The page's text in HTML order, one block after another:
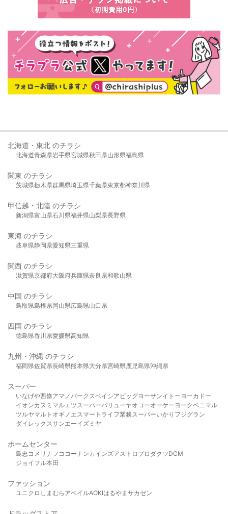
北海道・東北 のチラシ
北海道青森県岩手県宮城県秋田県山形県福島県
関東 のチラシ
茨城県栃木県群馬県埼玉県千葉県東京都神奈川県
甲信越・北陸 のチラシ
新潟県富山県石川県福井県山梨県長野県
東海 のチラシ
岐阜県静岡県愛知県三重県
関西 のチラシ
滋賀県京都府大阪府兵庫県奈良県和歌山県
中国 のチラシ
鳥取県島根県岡山県広島県山口県
四国 のチラシ
徳島県香川県愛媛県高知県
九州・沖縄 のチラシ
福岡県佐賀県長崎県熊本県大分県宮崎県鹿児島県沖縄県
スーパー
いなげや西條アマノパークスベイシア ビッグヨーサンイトーヨーカドー
イオンカスミ マルエツスーパーバリューヤオコーオーケー ヨークベニマル
ツルヤマルト オギノ エスマート ライフ業務スーパーいかり フジグラン
ダイレックスサンエーイズミヤ
ホームセンター
島忠 コメリ ナフコ コーナンカインズアストロプロダクツDCM
ジョイフル本田
ファッション
ユニクロ しまむら アベイルAOKIはるやま サカゼン